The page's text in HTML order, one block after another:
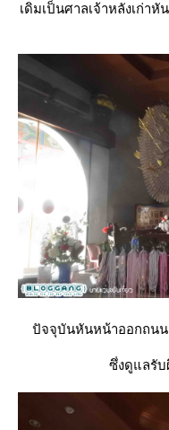
เดิมเป็นศาลเจ้าหลังเก่า
ปัจจุบันหันหน้าออกถน
ซึ่งดูแลรับ